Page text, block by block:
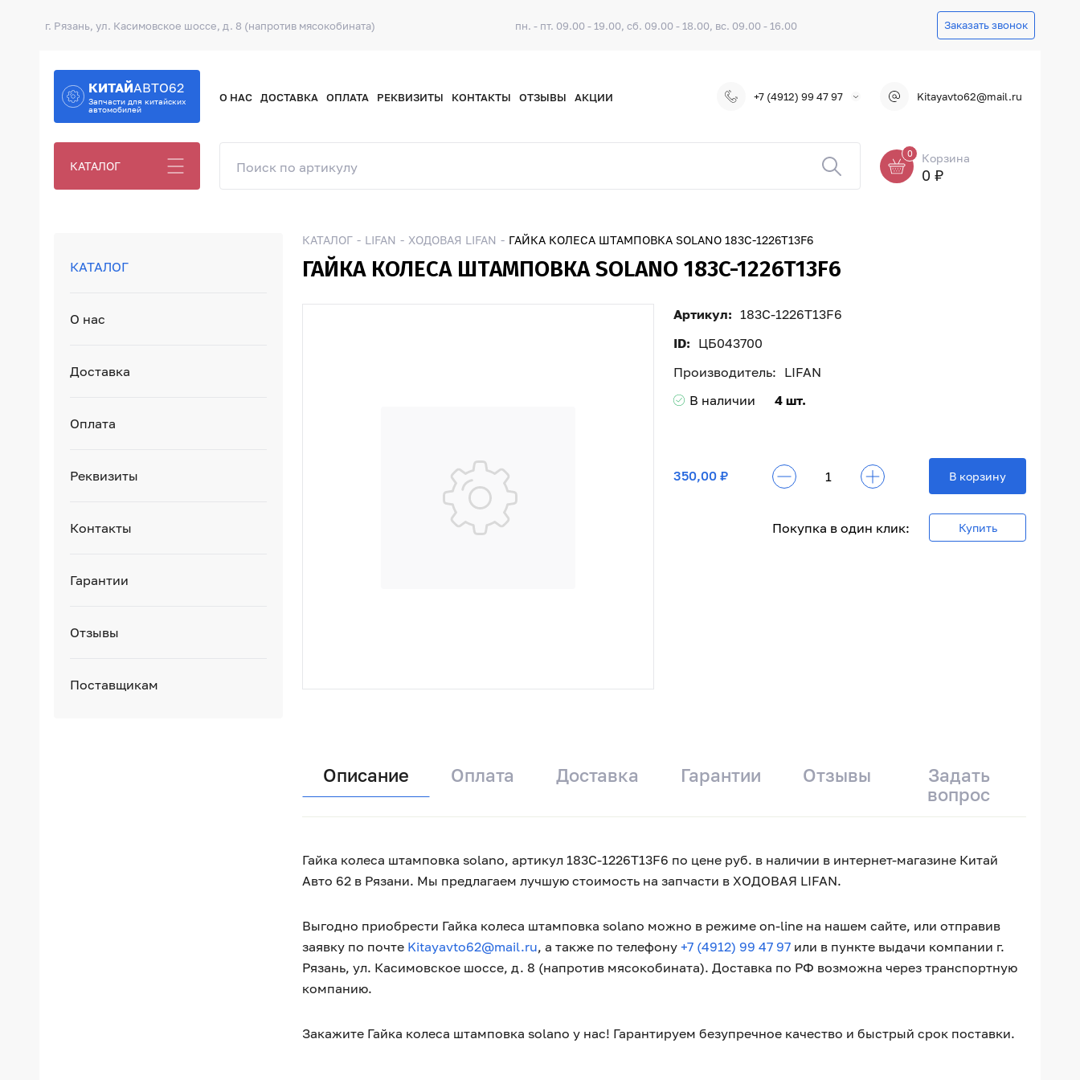
г. Рязань, ул. Касимовское шоссе, д. 8 (напротив мясокобината) пн. - пт. 09.00 - 19.00, сб. 09.00 - 18.00, вс. 09.00 - 16.00 Заказать звонок
КИТАЙАВТО62
Запчасти для китайских
автомобилей
О НАС ДОСТАВКА ОПЛАТА РЕКВИЗИТЫ КОНТАКТЫ ОТЗЫВЫ АКЦИИ +7 (4912) 99 47 97 Kitayavto62@mail.ru
КАТАЛОГ
0 Корзина
0 ₽
КАТАЛОГ
О нас
Доставка
Оплата
Реквизиты
Контакты
Гарантии
Отзывы
Поставщикам
КАТАЛОГ LIFAN ХОДОВАЯ LIFAN ГАЙКА КОЛЕСА ШТАМПОВКА SOLANO 183C-1226T13F6
ГАЙКА КОЛЕСА ШТАМПОВКА SOLANO 183C-1226T13F6
Артикул: 183C-1226T13F6
ID: ЦБ043700
Производитель: LIFAN
В наличии
4 шт.
350,00 ₽ В корзину
Покупка в один клик: Купить
Описание Оплата Доставка Гарантии Отзывы
Задать
вопрос
Гайка колеса штамповка solano, артикул 183C-1226T13F6 по цене руб. в наличии в интернет-магазине Китай
Авто 62 в Рязани. Мы предлагаем лучшую стоимость на запчасти в ХОДОВАЯ LIFAN.
Выгодно приобрести Гайка колеса штамповка solano можно в режиме on-line на нашем сайте, или отправив
заявку по почте Kitayavto62@mail.ru, а также по телефону +7 (4912) 99 47 97или в пункте выдачи компании г.
Рязань, ул. Касимовское шоссе, д. 8 (напротив мясокобината). Доставка по РФ возможна через транспортную
компанию.
Закажите Гайка колеса штамповка solano у нас! Гарантируем безупречное качество и быстрый срок поставки.